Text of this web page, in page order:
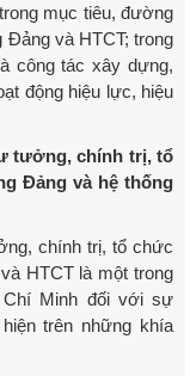
mục tiêu, đường
Đảng và HTCT; trong
công tác xây dựng,
động hiệu lực, hiệu
tưởng, chính trị, tổ
Đảng và hệ thống
chính trị, tổ chức
HTCT là một trong
Chí Minh đối với sự
trên những khía